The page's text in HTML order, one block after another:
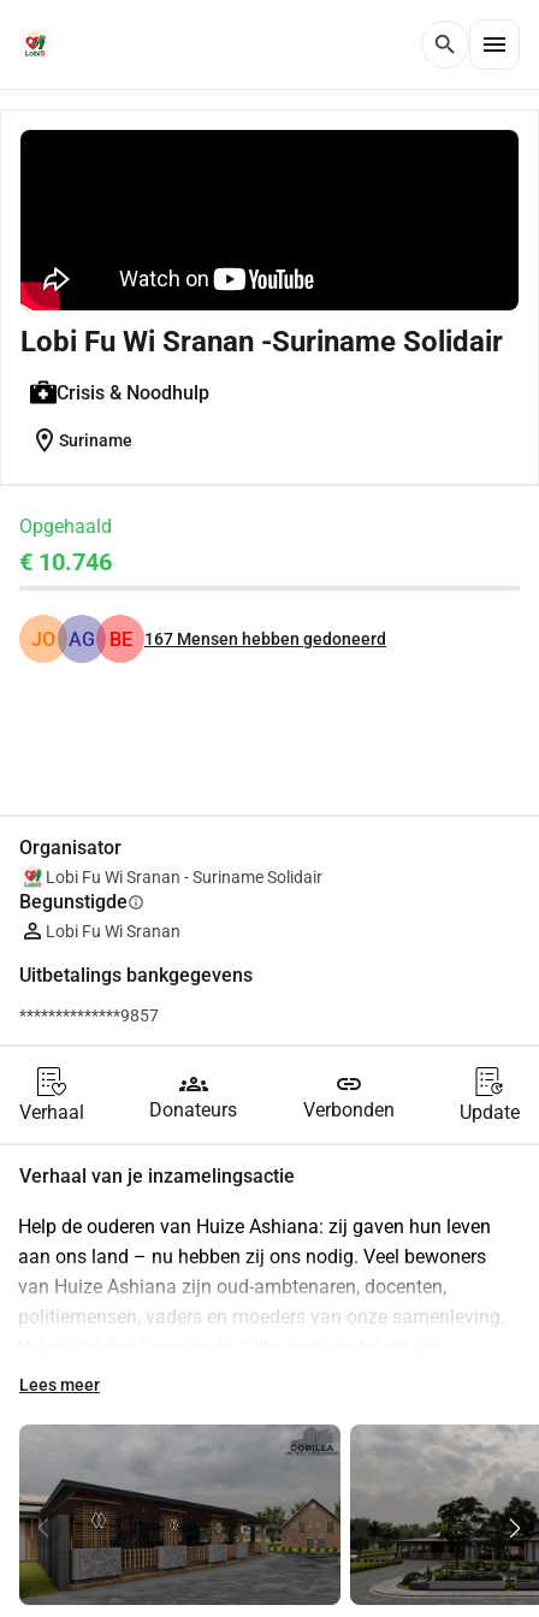
search menu
Lobi Fu Wi Sranan -Suriname Solidair
Crisis & Noodhulp
location_on Suriname
Opgehaald
€ 10.746
JO AG BE 167 Mensen hebben gedoneerd
Organisator
Lobi Fu Wi Sranan - Suriname Solidair
Begunstigdeinfo
Lobi Fu Wi Sranan
Uitbetalings bankgegevens
**************9857
Verhaal
groups
Donateurs
link
Verbonden Update
Verhaal van je inzamelingsactie
Help de ouderen van Huize Ashiana: zij gaven hun leven
aan ons land – nu hebben zij ons nodig. Veel bewoners
van Huize Ashiana zijn oud-ambtenaren, docenten,
politiemensen, vaders en moeders van onze samenleving.
basisvoorzieningen en menselijke warmte. Met jouw
bovenal: waardigheid. Elke bijdrage telt. Geef vandaag.
Voor hen. Voor later. 💛
Transparantie en verantwoording
Bij Lobi Fu Wi Sranan draait alles om vertrouwen. Daarom
willen wij iedereen – van donateurs tot partners – helder
informeren over hoe de donaties worden beheerd en
Lees meer